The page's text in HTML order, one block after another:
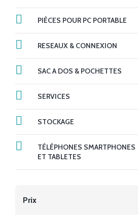
PIÈCES POUR PC PORTABLE
RESEAUX & CONNEXION
SAC A DOS & POCHETTES
SERVICES
STOCKAGE
TÉLÉPHONES SMARTPHONES
ET TABLETES
Prix